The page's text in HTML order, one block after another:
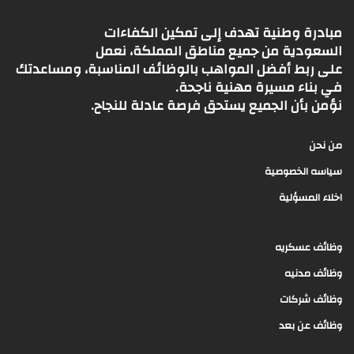
مبادرة وطنية تهدف إلى تمكين الكفاءات
السعودية من جميع مناطق المملكة، نعمل
على ربط أفضل المواهب بالوظائف المناسبة، ومساعدتك
في بناء مسيرة مهنية ناجحة.
نؤمن بأن الجميع يستحق فرصة عادلة للنجاح.
من نحن
سياسه الخصوصية
اخلاء المسؤلية
وظائف عسكريه
وظائف مدنيه
وظائف شركات
وظائف عن بعد